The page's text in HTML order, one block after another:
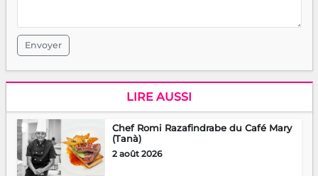
Envoyer
LIRE AUSSI
Chef Romi Razafindrabe du Café Mary
(Tanà)
2 août 2026